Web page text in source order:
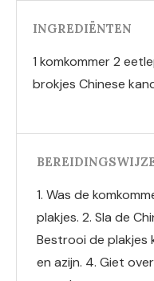
INGREDIËNTEN
1 komkommer 2
brokjes Chinese
1. Was de
plakjes. 2. Sla de
Bestrooi de plakjes
en azijn. 4. Giet